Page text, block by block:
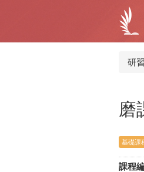
內
研
磨
基礎課
課程